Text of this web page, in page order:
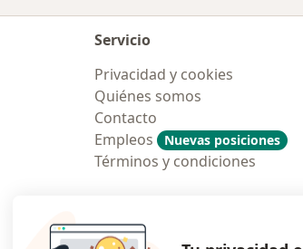
Servicio
Privacidad y cookies
Quiénes somos
Contacto
Empleos
Nuevas posiciones
Términos y condiciones